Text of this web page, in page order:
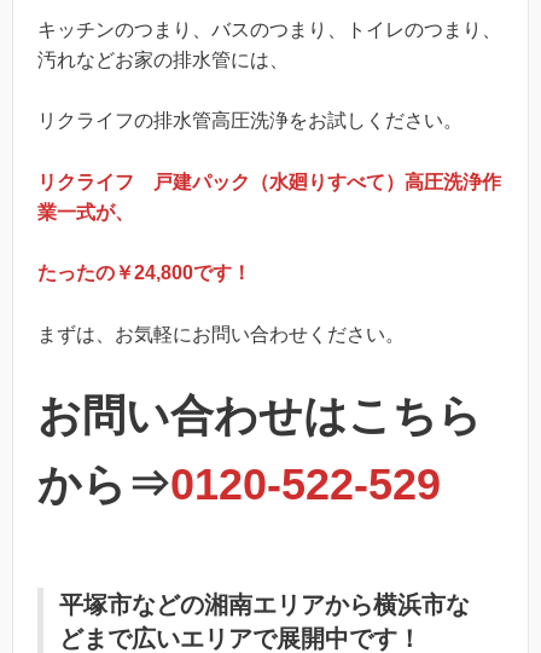
キッチンのつまり、バスのつまり、トイレのつまり、
汚れなどお家の排水管には、
リクライフの排水管高圧洗浄をお試しください。
リクライフ 戸建パック（水廻りすべて）高圧洗浄作
業一式が、
たったの￥24,800です！
まずは、お気軽にお問い合わせください。
お問い合わせはこちら
から⇒0120-522-529
平塚市などの湘南エリアから横浜市な
どまで広いエリアで展開中です！